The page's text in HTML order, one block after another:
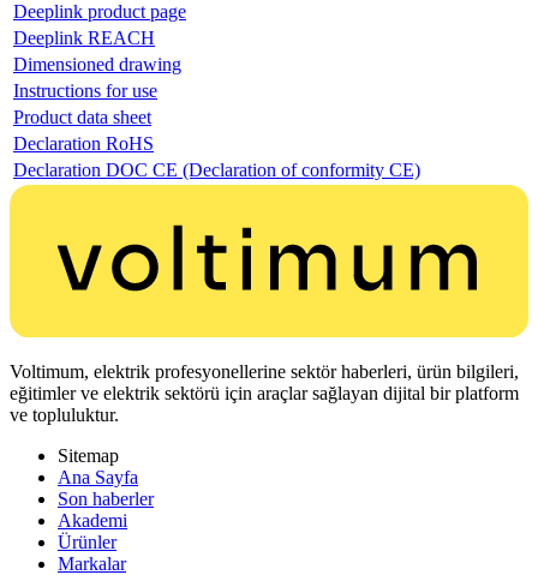
Deeplink product page
Deeplink REACH
Dimensioned drawing
Instructions for use
Product data sheet
Declaration RoHS
Declaration DOC CE (Declaration of conformity CE)
Voltimum, elektrik profesyonellerine sektör haberleri, ürün bilgileri,
eğitimler ve elektrik sektörü için araçlar sağlayan dijital bir platform
ve topluluktur.
Sitemap
Ana Sayfa
Son haberler
Akademi
Ürünler
Markalar